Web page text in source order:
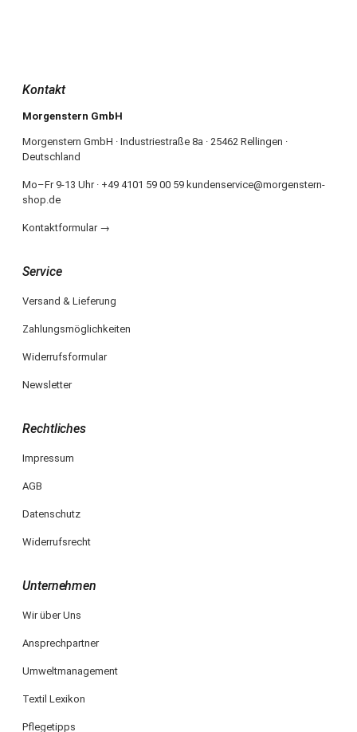
Kontakt
Morgenstern GmbH
Morgenstern GmbH · Industriestraße 8a · 25462 Rellingen ·
Deutschland
Mo–Fr 9-13 Uhr · +49 4101 59 00 59 kundenservice@morgenstern-
shop.de
Kontaktformular →
Service
Versand & Lieferung
Zahlungsmöglichkeiten
Widerrufsformular
Newsletter
Rechtliches
Impressum
AGB
Datenschutz
Widerrufsrecht
Unternehmen
Wir über Uns
Ansprechpartner
Umweltmanagement
Textil Lexikon
Pflegetipps